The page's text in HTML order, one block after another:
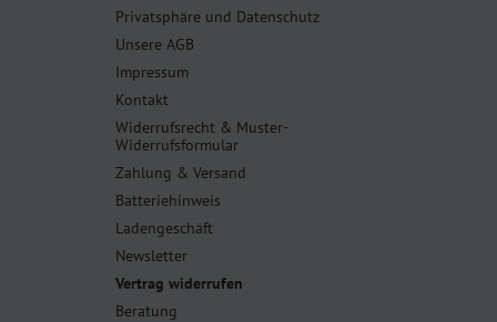
Privatsphäre und Datenschutz
Unsere AGB
Impressum
Kontakt
Widerrufsrecht & Muster-
Widerrufsformular
Zahlung & Versand
Batteriehinweis
Ladengeschäft
Newsletter
Vertrag widerrufen
Beratung